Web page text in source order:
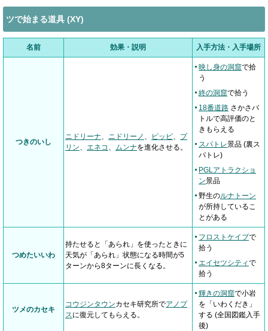
ツで始まる道具 (XY)
名前 効果・説明 入手方法・入手場所
つきのいし
ニドリーナ、 ニドリーノ 、 ピッピ、 プ
リン、 エネコ 、 ムンナを進化させる。
映し身の洞窟で拾
う
終の洞窟で拾う
18番道路 さかさバ
トルで高評価のと
きもらえる
スパトレ景品 (裏ス
パトレ)
PGLアトラクショ
ン景品
野生のルナトーン
が所持しているこ
とがある
つめたいいわ
持たせると「あられ」を使ったときに
天気が「あられ」状態になる時間が5
ターンから8ターンに長くなる。
フロストケイブで
拾う
エイセツシティで
拾う
ツメのカセキ
コウジンタウンカセキ研究所でアノプ
スに復元してもらえる。
輝きの洞窟で小岩
を「いわくだき」
する (全国図鑑入手
後)